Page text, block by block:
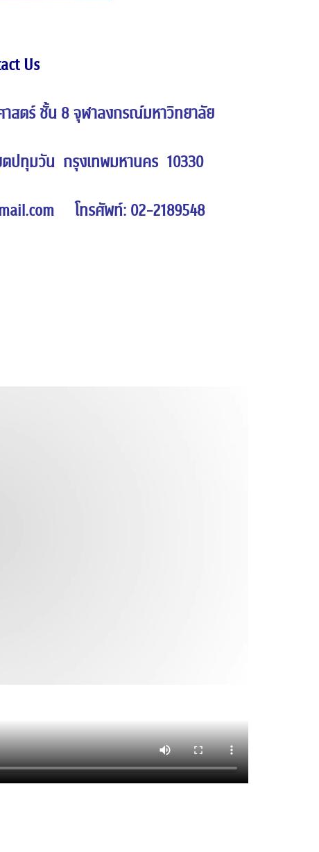
Us
ชั้น 8 จุฬาลงกรณ์มหาวิทยาลัย
วัน กรุงเทพมหานคร 10330
โทรศัพท์: 02-2189548